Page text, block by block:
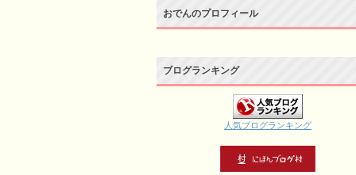
おでんのプロフィール
ブログランキング
人気ブログランキング